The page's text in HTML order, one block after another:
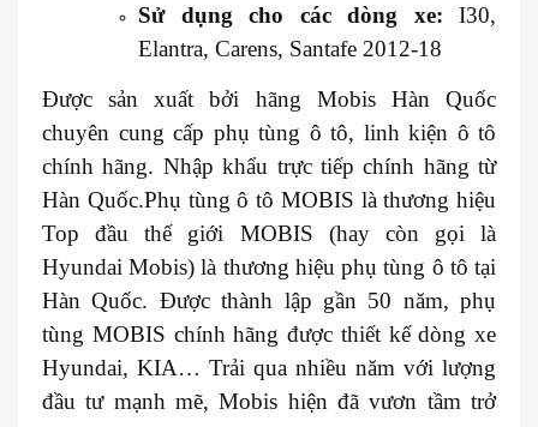
Sử dụng cho các dòng xe: I30,
Elantra, Carens, Santafe 2012-18
Được sản xuất bởi hãng Mobis Hàn Quốc
chuyên cung cấp phụ tùng ô tô, linh kiện ô tô
chính hãng. Nhập khẩu trực tiếp chính hãng từ
Hàn Quốc.Phụ tùng ô tô MOBIS là thương hiệu
Top đầu thế giới MOBIS (hay còn gọi là
Hyundai Mobis) là thương hiệu phụ tùng ô tô tại
Hàn Quốc. Được thành lập gần 50 năm, phụ
tùng MOBIS chính hãng được thiết kế dòng xe
Hyundai, KIA… Trải qua nhiều năm với lượng
đầu tư mạnh mẽ, Mobis hiện đã vươn tầm trở